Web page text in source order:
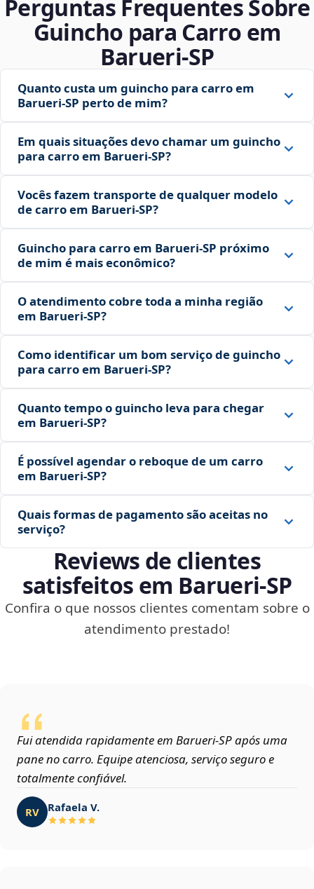
Perguntas Frequentes Sobre
Guincho para Carro em
Barueri‑SP
Quanto custa um guincho para carro em
Barueri‑SP perto de mim?
Em quais situações devo chamar um guincho
para carro em Barueri‑SP?
Vocês fazem transporte de qualquer modelo
de carro em Barueri‑SP?
Guincho para carro em Barueri‑SP próximo
de mim é mais econômico?
O atendimento cobre toda a minha região
em Barueri‑SP?
Como identificar um bom serviço de guincho
para carro em Barueri‑SP?
Quanto tempo o guincho leva para chegar
em Barueri‑SP?
É possível agendar o reboque de um carro
em Barueri‑SP?
Quais formas de pagamento são aceitas no
serviço?
Reviews de clientes
satisfeitos em Barueri‑SP
Confira o que nossos clientes comentam sobre o
atendimento prestado!
Fui atendida rapidamente em Barueri‑SP após uma
pane no carro. Equipe atenciosa, serviço seguro e
totalmente confiável.
RV Rafaela V.